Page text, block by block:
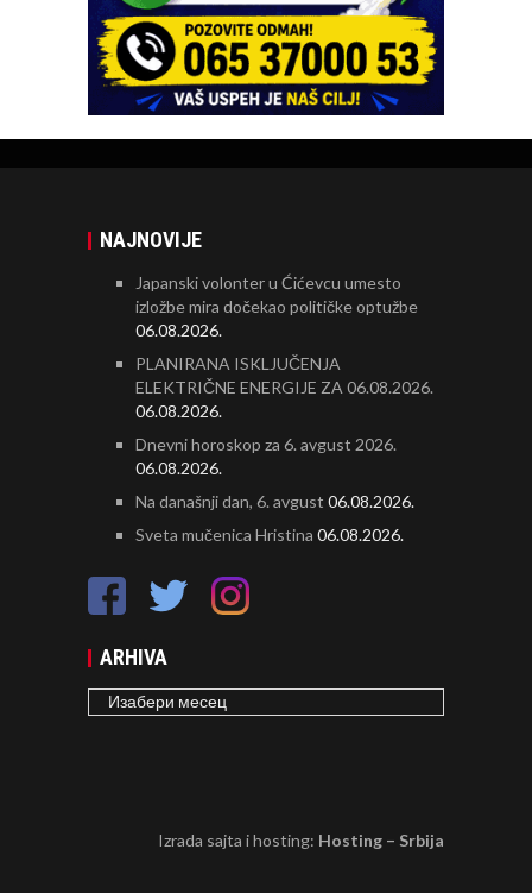
NAJNOVIJE
Japanski volonter u Ćićevcu umesto
izložbe mira dočekao političke optužbe
06.08.2026.
PLANIRANA ISKLJUČENJA
ELEKTRIČNE ENERGIJE ZA 06.08.2026.
06.08.2026.
Dnevni horoskop za 6. avgust 2026.
06.08.2026.
Na današnji dan, 6. avgust 06.08.2026.
Sveta mučenica Hristina 06.08.2026.
ARHIVA
ARHIVA
Izrada sajta i hosting: Hosting – Srbija